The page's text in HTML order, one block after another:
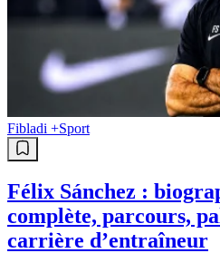
Fibladi +Sport
Félix Sánchez :
complète, parcours,
carrière d’entraîneur